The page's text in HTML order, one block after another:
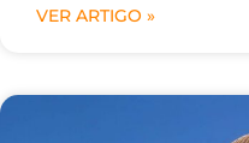
VER ARTIGO »